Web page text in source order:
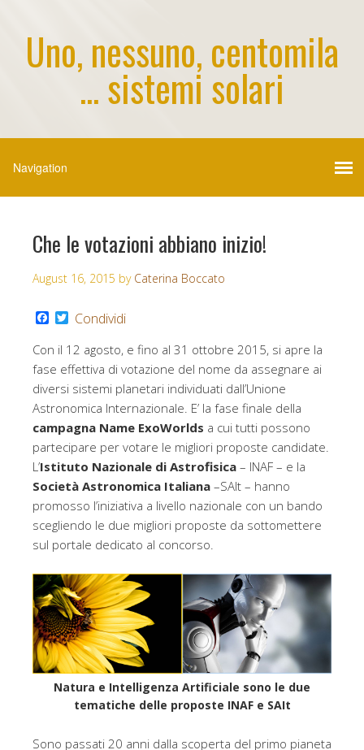
Uno, nessuno, centomila
... sistemi solari
Che le votazioni abbiano inizio!
August 16, 2015 by Caterina Boccato
F
c
e
b
o
o
k
i
t
t
e
Condividi
Con il 12 agosto, e fino al 31 ottobre 2015, si apre la
fase effettiva di votazione del nome da assegnare ai
diversi sistemi planetari individuati dall’Unione
Astronomica Internazionale. E’ la fase finale della
campagna Name ExoWorlds a cui tutti possono
partecipare per votare le migliori proposte candidate.
L’Istituto Nazionale di Astrofisica – INAF – e la
Società Astronomica Italiana –SAIt – hanno
promosso l’iniziativa a livello nazionale con un bando
scegliendo le due migliori proposte da sottomettere
sul portale dedicato al concorso.
Natura e Intelligenza Artificiale sono le due
tematiche delle proposte INAF e SAIt
Sono passati 20 anni dalla scoperta del primo pianeta